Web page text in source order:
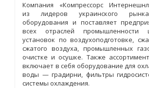
Компания «Компрессорс
из лидеров украинского рынка
оборудования и поставляет
всех отраслей промышленности
установок по воздухоподготовке,
сжатого воздуха, промышленных
очистке и осушке. Также
включает в себя оборудование для
воды — градирни, фильтры
системы охлаждения.